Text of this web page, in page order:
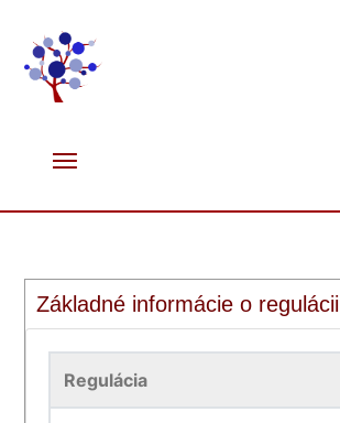
Základné informácie o regulácii
Regulácia